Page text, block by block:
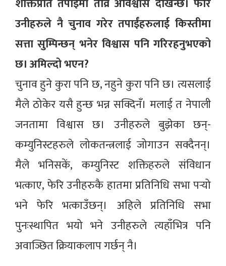
उनीहरुले नै चुनाव गरेर तपाईंहरुलाई किस्तीमा
सत्ता सुम्पिन्छन् भनेर विश्वास पनि गरिरहनुभएको
छ। अमिल्दो भएन?
चुनाव हुने कुरा पनि छ, नहुने कुरा पनि छ। त्यसलाई
मैले ठोकेर यसै हुन्छ भन्न सक्दिनँ। मलाई त नेपाली
जनतामा विश्वास छ। उनीहरुले बुझेका छन्-
कम्युनिस्टहरुले लोकतन्त्रलाई जोगाउन सक्दैनन्।
मैले भनिसकें, कम्युनिस्ट शक्तिहरुले संविधान
भत्काए, फेरि उनीहरुकै हातमा प्रतिनिधि सभा पर्‍यो
भने फेरि भत्काउँछन्। अहिले प्रतिनिधि सभा
पुनःस्थापित भयो भने उनीहरुले त्यहाँभित्र पनि
अवाञ्छित क्रियाकलाप गर्छन् नै।